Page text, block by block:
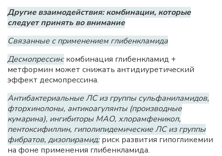
Другие взаимодействия: комбинации, которые
следует принять во внимание
Связанные с применением глибенкламида
Десмопрессин:комбинация глибенкламид +
метформин может снижать антидиуретический
эффект десмопрессина.
Антибактериальные ЛС из группы сульфаниламидов,
фторхинолоны, антикоагулянты (производные
кумарина), ингибиторыМАО, хлорамфеникол,
пентоксифиллин, гиполипидемические ЛC из группы
фибратов, дизопирамид:риск развития гипогликемии
на фоне применения глибенкламида.